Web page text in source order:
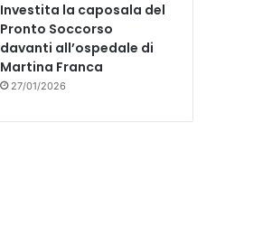
Investita la caposala del
Pronto Soccorso
davanti all’ospedale di
Martina Franca
27/01/2026